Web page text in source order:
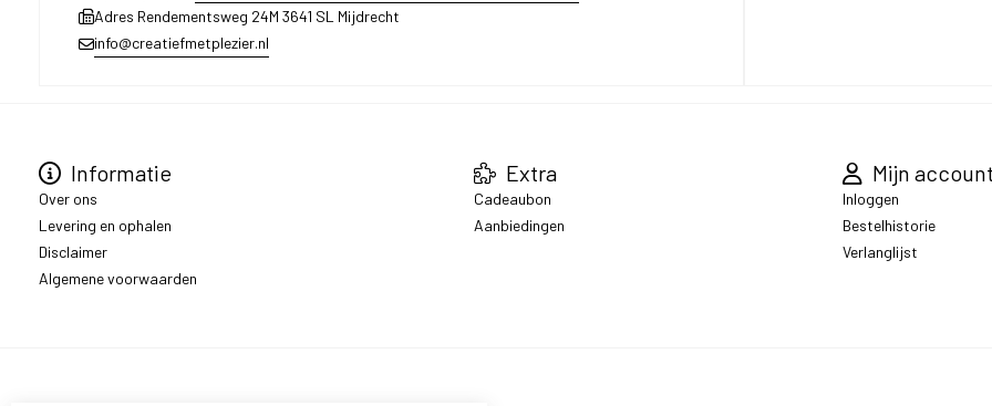
Adres Rendementsweg 24M 3641 SL Mijdrecht
info@creatiefmetplezier.nl
Informatie
Over ons
Levering en ophalen
Disclaimer
Algemene voorwaarden
Extra
Cadeaubon
Aanbiedingen
Mijn account
Inloggen
Bestelhistorie
Verlanglijst